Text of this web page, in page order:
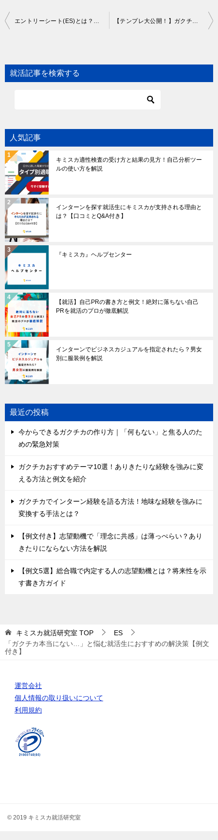
Post
エントリーシート(ES)とは？履歴書との違いや記入時のポイント解説【例文付き】 【テンプレ大公開！】ガクチカで好印象を残すポイントや探し方も紹介
就活記事を検索する
人気記事
キミスカ適性検査の受け方と結果の見方！自己分析ツー
ルの使い方を解説
インターンを探す就活生にキミスカが支持される理由と
は？【口コミとQ&A付き】
『キミスカ』ヘルプセンター
【就活】自己PRの書き方と例文！絶対に落ちない自己
PRを就活のプロが徹底解説
インターンでビジネスカジュアルを指定されたら？男女
別に服装例を解説
最近の投稿
今からできるガクチカの作り方｜「何もない」と焦る人のた
めの緊急対策
ガクチカおすすめテーマ10選！ありきたりな経験を強みに変
える方法と例文を紹介
ガクチカでインターン経験を語る方法！地味な経験を強みに
変換する手法とは？
【例文付き】志望動機で「理念に共感」は薄っぺらい？あり
きたりにならない方法を解説
【例文5選】総合職で内定する人の志望動機とは？将来性を示
す書き方ガイド
キミスカ就活研究室 TOP
ES
「ガクチカ本当にない…」と悩む就活生におすすめの解決策【例文
付き】
運営会社
個人情報の取り扱いについて
利用規約
© 2019 キミスカ就活研究室